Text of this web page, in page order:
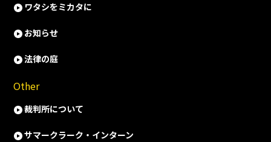
ワタシをミカタに
お知らせ
法律の庭
Other
裁判所について
サマークラーク・インターン